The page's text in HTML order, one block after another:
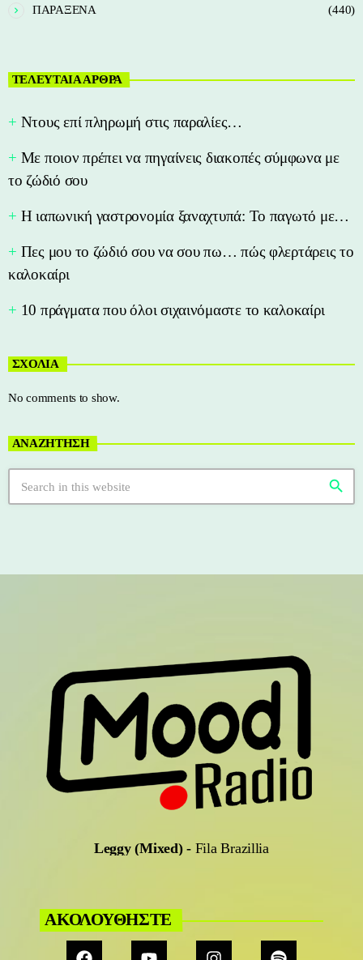
ΠΑΡΑΞΕΝΑ (440)
ΤΕΛΕΥΤΑΙΑ ΑΡΘΡΑ
Nτους επί πληρωμή στις παραλίες…
Με ποιον πρέπει να πηγαίνεις διακοπές σύμφωνα με
το ζώδιό σου
Η ιαπωνική γαστρονομία ξαναχτυπά: Το παγωτό με…
Πες μου το ζώδιό σου να σου πω… πώς φλερτάρεις το
καλοκαίρι
10 πράγματα που όλοι σιχαινόμαστε το καλοκαίρι
ΣΧΟΛΙΑ
No comments to show.
ΑΝΑΖΗΤΗΣΗ
search
Leggy (Mixed)- Fila Brazillia
ΑΚΟΛΟΥΘΗΣΤΕ